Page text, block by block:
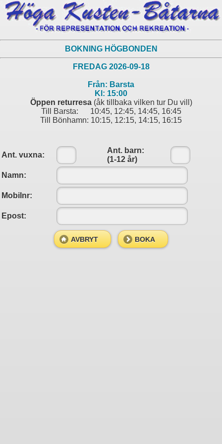
BOKNING HÖGBONDEN
FREDAG 2026-09-18
Från: Barsta
Kl: 15:00
Öppen returresa(åk tillbaka vilken tur Du vill)
Till Barsta: 10:45, 12:45, 14:45, 16:45
Till Bönhamn: 10:15, 12:15, 14:15, 16:15
Ant. vuxna:
Ant. barn:
(1-12 år)
Namn:
Mobilnr:
Epost:
AVBRYT BOKA